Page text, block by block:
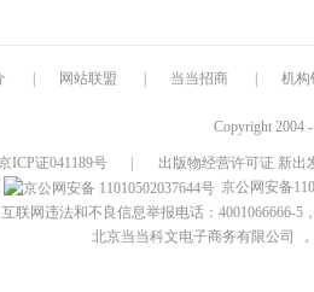
网站联盟 当当招商 机构
Copyright 2004
ICP证041189号
出版物经营许可证 新出
京公网安备
互联网违法和不良信息举报电话：4001066666-5
北京当当科文电子商务有限公司